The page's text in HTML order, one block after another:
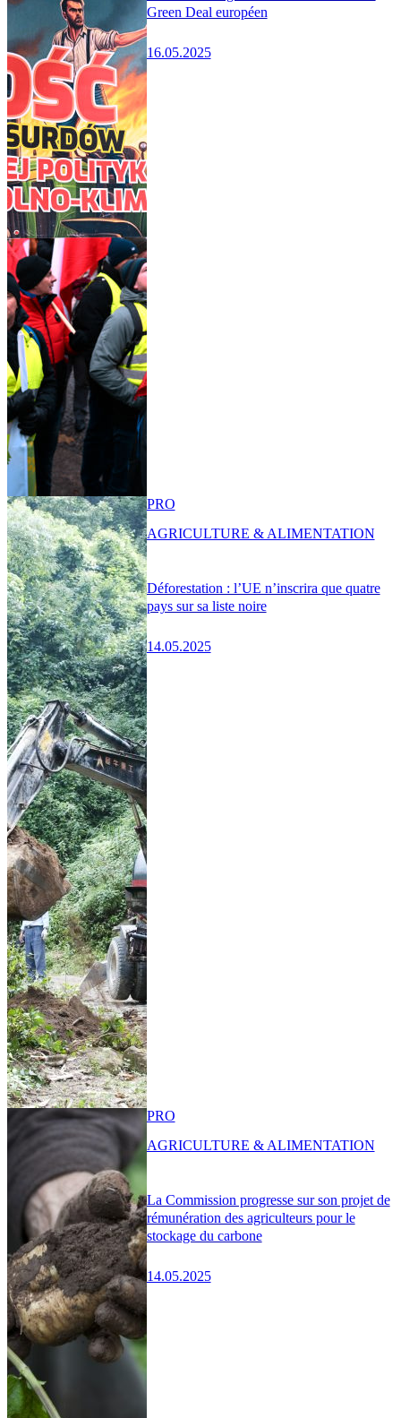
Green Deal européen
16.05.2025
Déforestation : l’UE n’inscrira que quatre
pays sur sa liste noire
14.05.2025
PRO
AGRICULTURE & ALIMENTATION
La Commission progresse sur son projet de
rémunération des agriculteurs pour le
stockage du carbone
14.05.2025
PRO
AGRICULTURE & ALIMENTATION